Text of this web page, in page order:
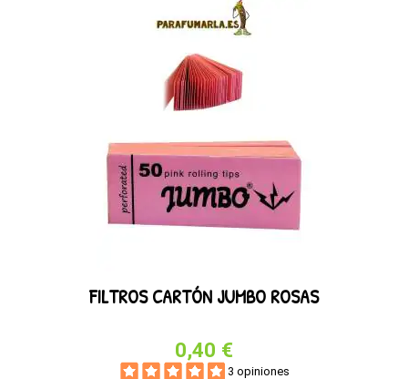
FILTROS CARTÓN JUMBO ROSAS
0,40 €
3 opiniones